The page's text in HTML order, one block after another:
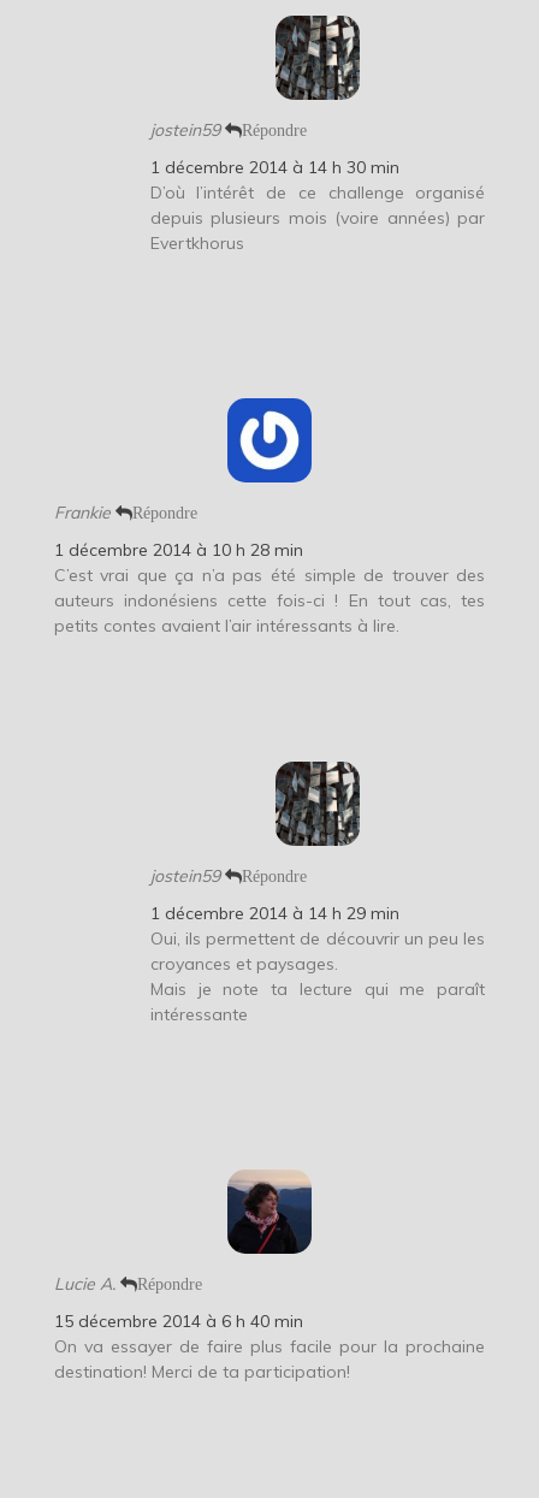
jostein59 Répondre
1 décembre 2014 à 14 h 30 min
D’où l’intérêt de ce challenge organisé
depuis plusieurs mois (voire années) par
Evertkhorus
Frankie Répondre
1 décembre 2014 à 10 h 28 min
C’est vrai que ça n’a pas été simple de trouver des
auteurs indonésiens cette fois-ci ! En tout cas, tes
petits contes avaient l’air intéressants à lire.
jostein59 Répondre
1 décembre 2014 à 14 h 29 min
Oui, ils permettent de découvrir un peu les
croyances et paysages.
Mais je note ta lecture qui me paraît
intéressante
Lucie A. Répondre
15 décembre 2014 à 6 h 40 min
On va essayer de faire plus facile pour la prochaine
destination! Merci de ta participation!